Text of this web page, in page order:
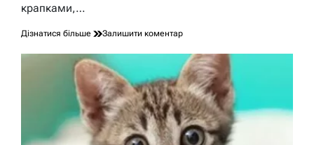
крапками,…
Дізнатися більше Залишити коментардо
блохи
з
хати
назавжди:
повний
гайд